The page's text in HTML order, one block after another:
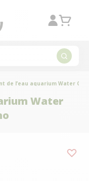
de l’eau aquarium Water
Water